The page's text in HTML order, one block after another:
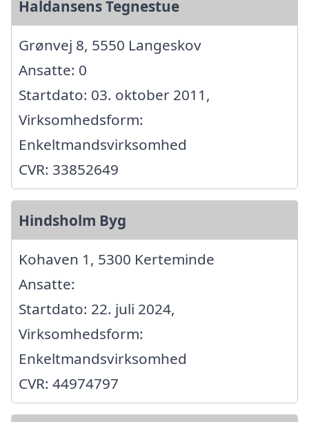
Haldansens Tegnestue
Grønvej 8, 5550 Langeskov
Ansatte: 0
Startdato: 03. oktober 2011,
Virksomhedsform:
Enkeltmandsvirksomhed
CVR: 33852649
Hindsholm Byg
Kohaven 1, 5300 Kerteminde
Ansatte:
Startdato: 22. juli 2024,
Virksomhedsform:
Enkeltmandsvirksomhed
CVR: 44974797